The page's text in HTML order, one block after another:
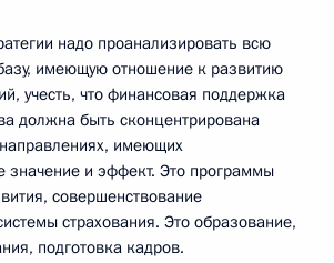
надо проанализировать всю
имеющую отношение к развитию
учесть, что финансовая поддержка
должна быть сконцентрирована
имеющих
значение и эффект. Это программы
совершенствование
страхования. Это образование,
подготовка кадров.